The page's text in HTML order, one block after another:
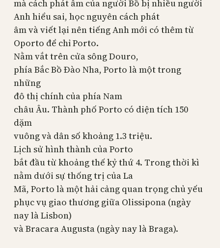
mà cách phát âm của người Bồ bị nhiều người
Anh hiểu sai, học nguyên cách phát
âm và viết lại nên tiếng Anh mới có thêm từ
Oporto để chỉPorto.
Nằm vắt trên cửa sôngDouro,
phía Bắc Bồ Đào Nha, Porto là một trong
những
đô thị chính của phíaNam
châu Âu. Thành phố Porto có diện tích 150
dặm
vuông và dân số khoảng 1.3 triệu.
Lịch sử hình thành củaPorto
bắt đầu từ khoảng thế kỷ thứ 4. Trong thời kì
nằm dưới sự thống trị của La
Mã, Porto là một hải cảng quan trọng chủ yếu
phục vụ giao thương giữa Olissipona (ngày
nay làLisbon)
và Bracara Augusta (ngày nay làBraga).